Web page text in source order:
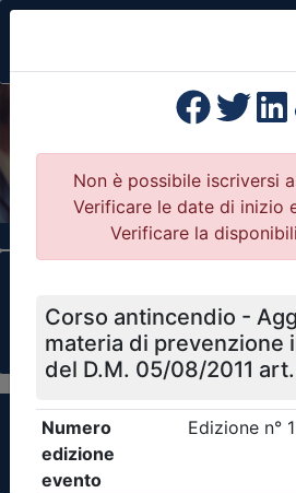
Previous
Il portale della
Collegi
Clicca qui - espandi la
eventi